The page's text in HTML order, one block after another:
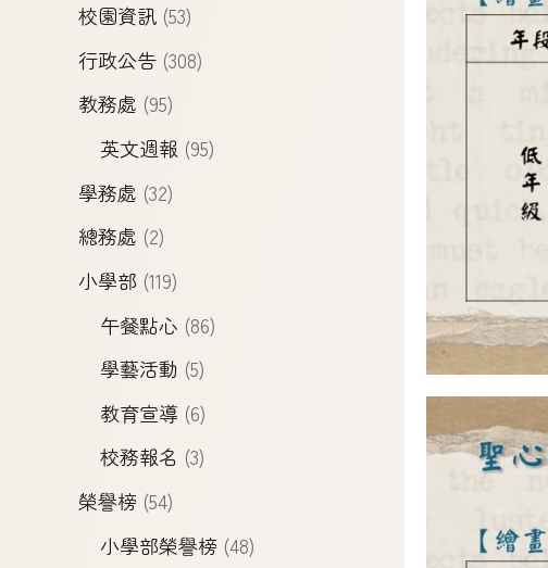
校園資訊 (53)
行政公告 (308)
教務處 (95)
英文週報 (95)
學務處 (32)
總務處 (2)
小學部 (119)
午餐點心 (86)
學藝活動 (5)
教育宣導 (6)
校務報名 (3)
榮譽榜 (54)
小學部榮譽榜 (48)